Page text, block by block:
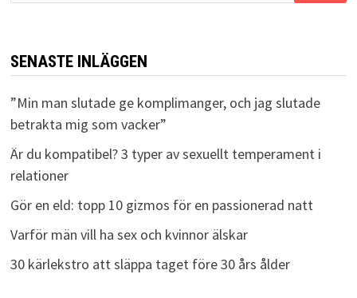
SENASTE INLÄGGEN
”Min man slutade ge komplimanger, och jag slutade
betrakta mig som vacker”
Är du kompatibel? 3 typer av sexuellt temperament i
relationer
Gör en eld: topp 10 gizmos för en passionerad natt
Varför män vill ha sex och kvinnor älskar
30 kärlekstro att släppa taget före 30 års ålder